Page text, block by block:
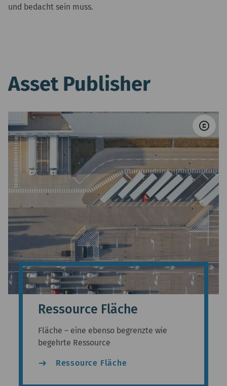
und bedacht sein muss.
Asset Publisher
copyright ©
Ressource Fläche
Fläche – eine ebenso begrenzte wie
begehrte Ressource
east Ressource Fläche